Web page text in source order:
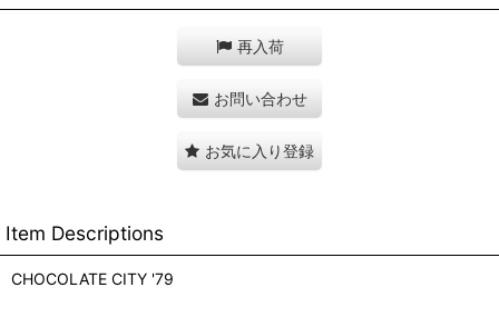
再入荷
お問い合わせ
お気に入り登録
Item Descriptions
CHOCOLATE CITY '79